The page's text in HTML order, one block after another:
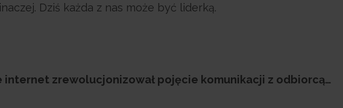
Dziś każda z nas może być liderką.
internet zrewolucjonizował pojęcie komunikacji z odbiorcą…